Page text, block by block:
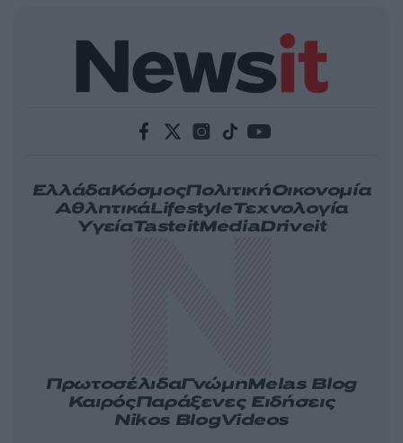
ΕλλάδαΚόσμοςΠολιτικήΟικονομία
ΑθλητικάLifestyleΤεχνολογία
ΥγείαTasteitMediaDriveit
ΠρωτοσέλιδαΓνώμηMelas Blog
ΚαιρόςΠαράξενες Ειδήσεις
Nikos BlogVideos